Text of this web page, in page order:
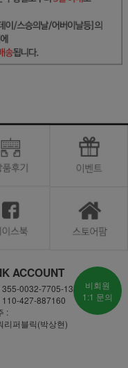
ACCOUNT
355-0032-7705-13
110-427-887160
:
리퍼블릭(박상현)
비회원
1:1 문의